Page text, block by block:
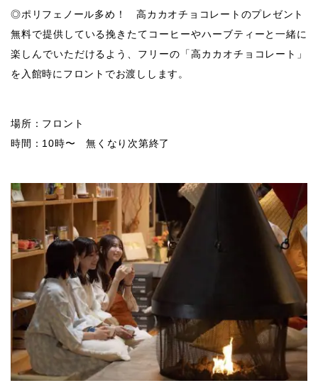
◎ポリフェノール多め！ 高カカオチョコレートのプレゼント
無料で提供している挽きたてコーヒーやハーブティーと一緒に
楽しんでいただけるよう、フリーの「高カカオチョコレート」
を入館時にフロントでお渡しします。
場所：フロント
時間：10時〜 無くなり次第終了